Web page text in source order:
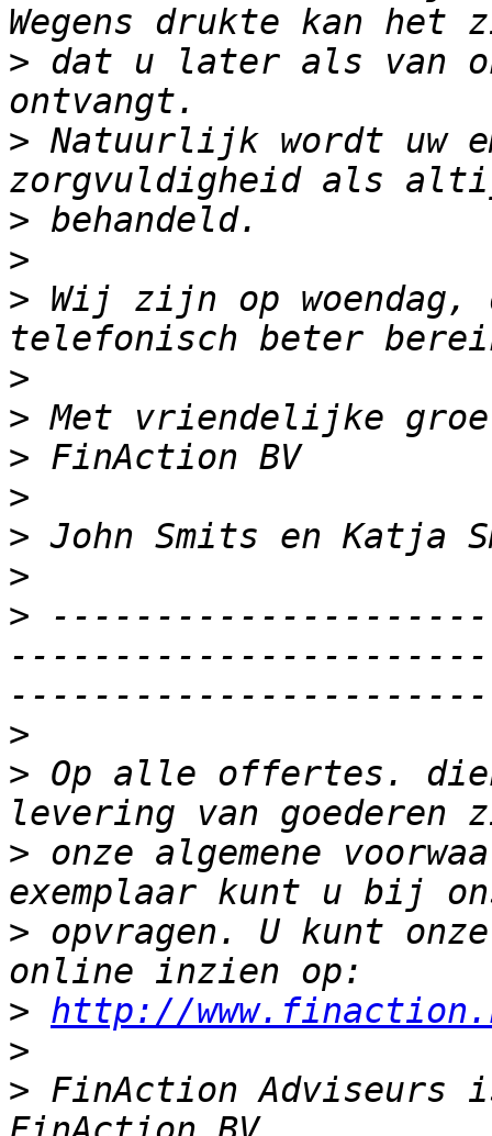
> dat u later als van
> Natuurlijk wordt uw
>
>
> Wij zijn op woendag,
>
>
>
>
>
>
>
>
> Op alle offertes.
> onze algemene
> opvragen. U kunt
> http://
>
> FinAction Adviseurs